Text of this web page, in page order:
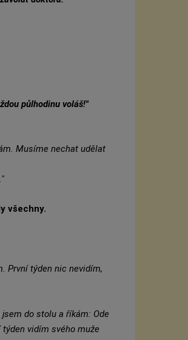
půlhodinu voláš!"
Musíme nechat udělat
všechny.
První týden nic nevidím,
do stolu a říkám: Ode
vidím svého muže